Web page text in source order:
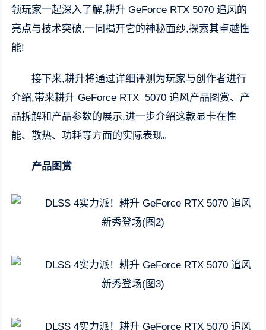
领玩家一起深入了解,耕升 GeForce RTX 5070 追风的
亮点与技术突破,一同揭开它的神秘面纱,探索其卓越性
能!
接下来,耕升将通过详细评测为玩家与创作者进行
介绍,带来耕升 GeForce RTX 5070 追风产品图赏、产
品拆解和产品参数的展示,进一步介绍这款显卡在性
能、散热、功耗等方面的实际表现。
产品图赏